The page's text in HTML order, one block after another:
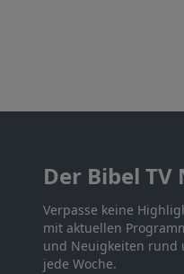
Der Bibel
Verpasse keine
mit aktuellen
und Neuigkeiten rund
jede Woche.